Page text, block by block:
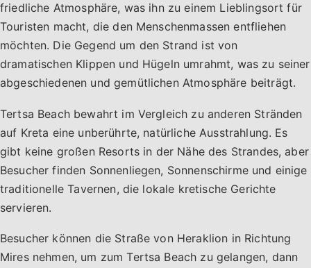
friedliche Atmosphäre, was ihn zu einem Lieblingsort für
Touristen macht, die den Menschenmassen entfliehen
möchten. Die Gegend um den Strand ist von
dramatischen Klippen und Hügeln umrahmt, was zu seiner
abgeschiedenen und gemütlichen Atmosphäre beiträgt.
Tertsa Beach bewahrt im Vergleich zu anderen Stränden
auf Kreta eine unberührte, natürliche Ausstrahlung. Es
gibt keine großen Resorts in der Nähe des Strandes, aber
Besucher finden Sonnenliegen, Sonnenschirme und einige
traditionelle Tavernen, die lokale kretische Gerichte
servieren.
Besucher können die Straße von Heraklion in Richtung
Mires nehmen, um zum Tertsa Beach zu gelangen, dann